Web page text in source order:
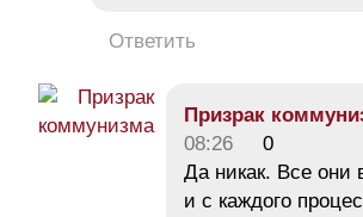
Ответить
Призрак
08:26
0
Да никак. Все они
и с каждого